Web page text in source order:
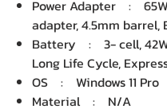
Power Adapter :
adapter, 4.5mm barrel,
Battery : 3- cell,
Long Life Cycle,
OS : Windows 11 Pro
Material : N/A